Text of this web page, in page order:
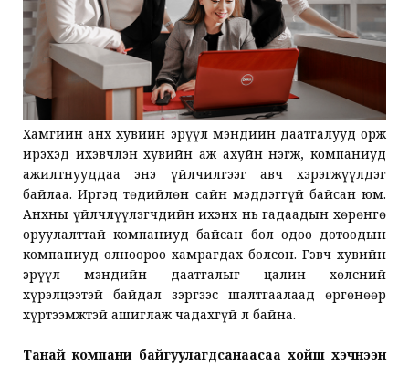
Хамгийн анх хувийн эрүүл мэндийн даатгалууд орж
ирэхэд ихэвчлэн хувийн аж ахуйн нэгж, компаниуд
ажилтнууддаа энэ үйлчилгээг авч хэрэгжүүлдэг
байлаа. Иргэд төдийлөн сайн мэддэггүй байсан юм.
Анхны үйлчлүүлэгчдийн ихэнх нь гадаадын хөрөнгө
оруулалттай компаниуд байсан бол одоо дотоодын
компаниуд олноороо хамрагдах болсон. Гэвч хувийн
эрүүл мэндийн даатгалыг цалин хөлсний
хүрэлцээтэй байдал зэргээс шалтгаалаад өргөнөөр
хүртээмжтэй ашиглаж чадахгүй л байна.
Танай компани байгуулагдсанаасаа хойш хэчнээн